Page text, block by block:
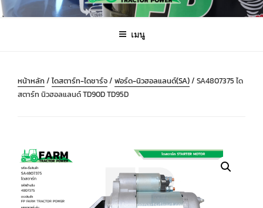
ข้ามFARMING PARTS DIRECT
ฟาร์มมิ่งพาร์ทไดเร็ค อะไหล่ รถไถ แทรกเตอร์ เครื่องมือจักรกลเกษตร จัดส่ง
เมนู
หน้าหลัก/ไดสตาร์ท-ไดชาร์จ/ ฟอร์ด-นิวฮอลแลนด์(SA)/ SA4807375 ได
สตาร์ท นิวฮอลแลนด์ TD90D TD95D